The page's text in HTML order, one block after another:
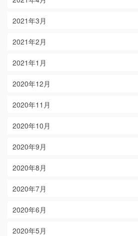
2021年3月
2021年2月
2021年1月
2020年12月
2020年11月
2020年10月
2020年9月
2020年8月
2020年7月
2020年6月
2020年5月